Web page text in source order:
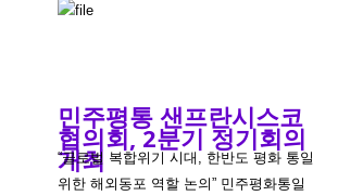
민주평통 샌프란시스코
협의회, 2분기 정기회의
개최
“글로벌 복합위기 시대, 한반도 평화 통일
위한 해외동포 역할 논의” 민주평화통일